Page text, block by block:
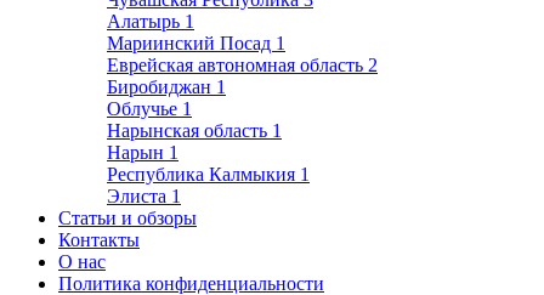
Алатырь 1
Мариинский Посад 1
Еврейская автономная область 2
Биробиджан 1
Облучье 1
Нарынская область 1
Нарын 1
Республика Калмыкия 1
Элиста 1
Статьи и обзоры
Контакты
О нас
Политика конфиденциальности